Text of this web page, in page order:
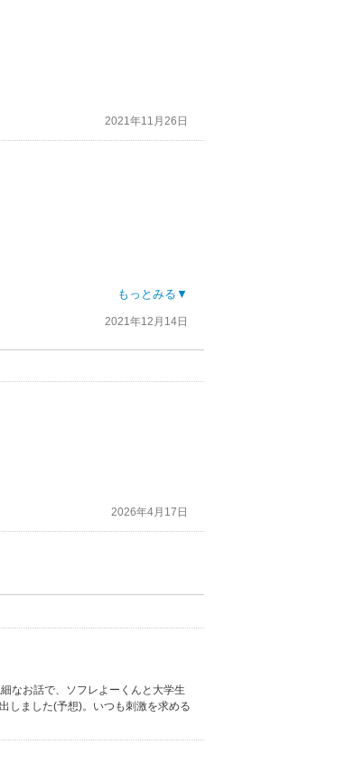
てほしい…
2021年11月26日
頼まれて…
もっとみる▼
2021年12月14日
2026年4月17日
なお話で、ソフレよーくんと大学生
しました(予想)。いつも刺激を求める